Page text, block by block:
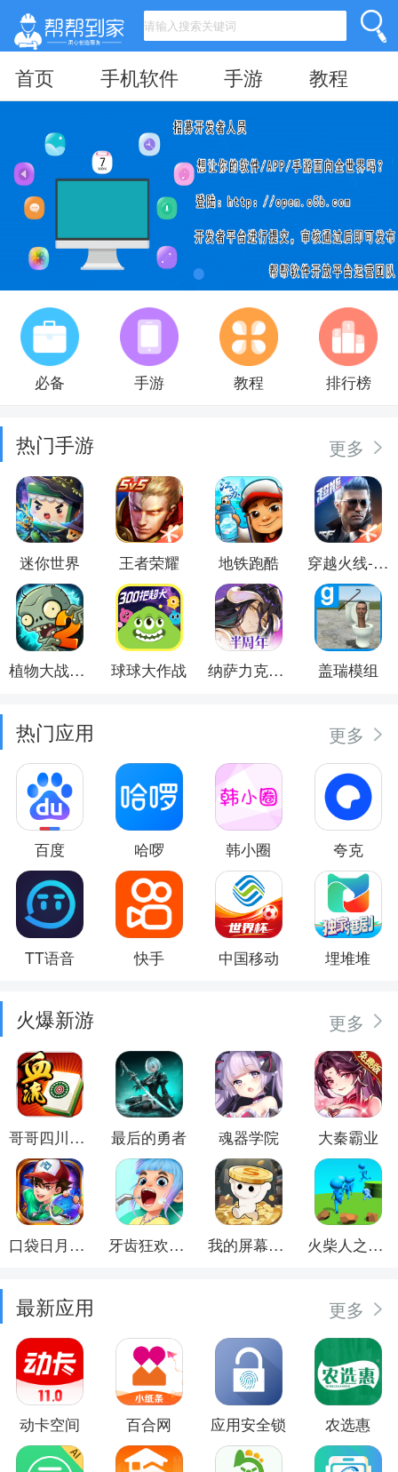
首页 手机软件 手游 教程
必备 手游 教程 排行榜
热门手游 更多
迷你世界 王者荣耀 地铁跑酷 穿越火线-枪战王者
植物大战僵尸2 球球大作战 纳萨力克之王 盖瑞模组
热门应用 更多
百度 哈啰 韩小圈 夸克
TT语音 快手 中国移动 埋堆堆
火爆新游 更多
哥哥四川麻将 最后的勇者 魂器学院 大秦霸业
口袋日月游戏软件 牙齿狂欢派对 我的屏幕在喷钱 火柴人之觉醒年代
最新应用 更多
动卡空间 百合网 应用安全锁 农选惠